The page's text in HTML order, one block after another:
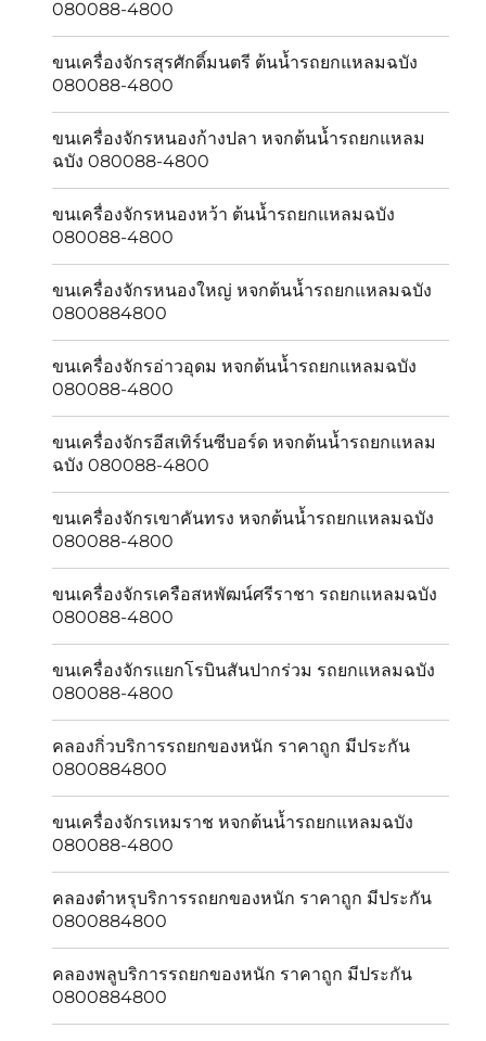
080088-4800
ขนเครื่องจักรสุรศักดิ์มนตรี ต้นน้ำรถยกแหลมฉบัง
080088-4800
ขนเครื่องจักรหนองก้างปลา หจกต้นน้ำรถยกแหลม
ฉบัง 080088-4800
ขนเครื่องจักรหนองหว้า ต้นน้ำรถยกแหลมฉบัง
080088-4800
ขนเครื่องจักรหนองใหญ่ หจกต้นน้ำรถยกแหลมฉบัง
0800884800
ขนเครื่องจักรอ่าวอุดม หจกต้นน้ำรถยกแหลมฉบัง
080088-4800
ขนเครื่องจักรอีสเทิร์นซีบอร์ด หจกต้นน้ำรถยกแหลม
ฉบัง 080088-4800
ขนเครื่องจักรเขาคันทรง หจกต้นน้ำรถยกแหลมฉบัง
080088-4800
ขนเครื่องจักรเครือสหพัฒน์ศรีราชา รถยกแหลมฉบัง
080088-4800
ขนเครื่องจักรแยกโรบินสันปากร่วม รถยกแหลมฉบัง
080088-4800
คลองกิ่วบริการรถยกของหนัก ราคาถูก มีประกัน
0800884800
ขนเครื่องจักรเหมราช หจกต้นน้ำรถยกแหลมฉบัง
080088-4800
คลองตำหรุบริการรถยกของหนัก ราคาถูก มีประกัน
0800884800
คลองพลูบริการรถยกของหนัก ราคาถูก มีประกัน
0800884800